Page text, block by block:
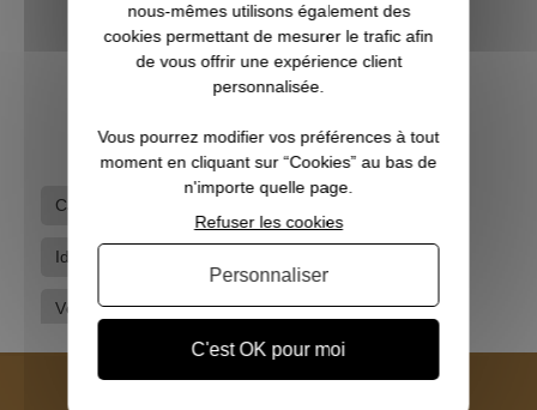
Casquette Browning Sure Shot orange
19,95 €
Casquettes
Idées cadeaux pour lui
Vêtements hommes Winchester
NEWSLETTER
nous-mêmes utilisons également des
cookies permettant de mesurer le trafic afin
de vous offrir une expérience client
personnalisée.
Vous pourrez modifier vos préférences à tout
moment en cliquant sur “Cookies” au bas de
n'importe quelle page.
C'est OK pour moi
Refuser les cookies
Personnaliser